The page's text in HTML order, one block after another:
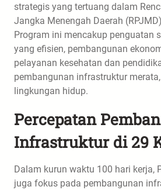
strategis yang tertuang dalam
Jangka Menengah Daerah
Program ini mencakup penguatan
yang efisien, pembangunan
pelayanan kesehatan dan
pembangunan infrastruktur
lingkungan hidup.
Percepatan
Infrastruktur di 29
Dalam kurun waktu 100 hari kerja,
juga fokus pada pembangunan